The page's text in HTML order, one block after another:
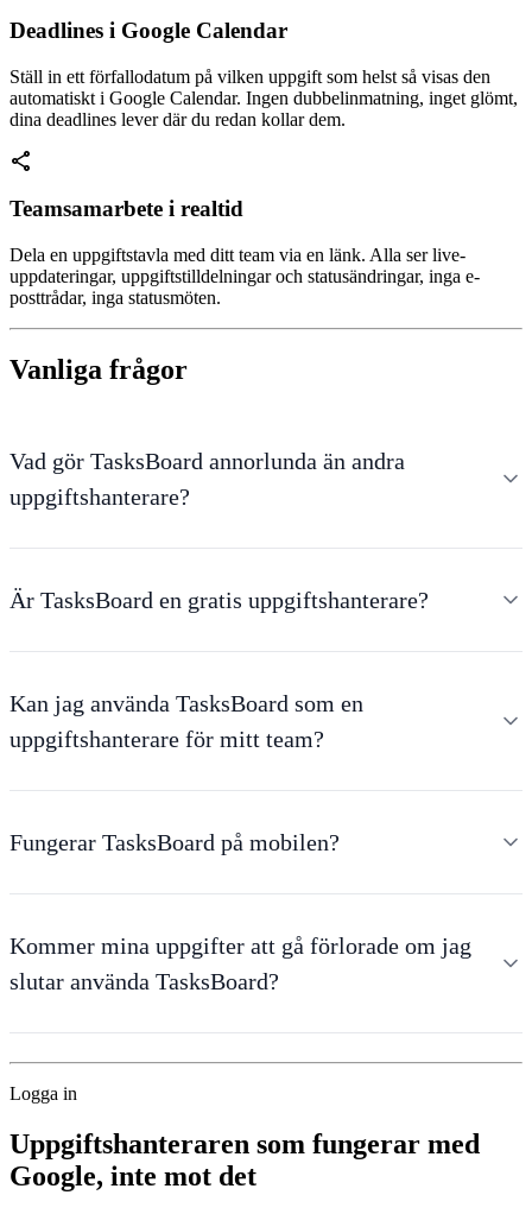
Deadlines i Google Calendar
Ställ in ett förfallodatum på vilken uppgift som helst så visas den
automatiskt i Google Calendar. Ingen dubbelinmatning, inget glömt,
dina deadlines lever där du redan kollar dem.
share
Teamsamarbete i realtid
Dela en uppgiftstavla med ditt team via en länk. Alla ser live-
uppdateringar, uppgiftstilldelningar och statusändringar, inga e-
posttrådar, inga statusmöten.
Vanliga frågor
Vad gör TasksBoard annorlunda än andra
uppgiftshanterare?
Är TasksBoard en gratis uppgiftshanterare?
Kan jag använda TasksBoard som en
uppgiftshanterare för mitt team?
Fungerar TasksBoard på mobilen?
Kommer mina uppgifter att gå förlorade om jag
slutar använda TasksBoard?
Logga in
Uppgiftshanteraren som fungerar med
Google, inte mot det